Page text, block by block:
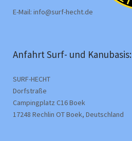
E-Mail: info@surf-hecht.de
Anfahrt Surf- und Kanubasis:
SURF-HECHT
Dorfstraße
Campingplatz C16 Boek
17248 Rechlin OT Boek, Deutschland